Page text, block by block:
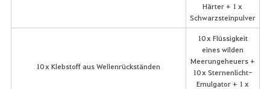
Härter + 1 x
Schwarzsteinpulver
10 x Klebstoff aus Wellenrückständen
10 x Flüssigkeit
eines wilden
Meerungeheuers +
10 x Sternenlicht-
Emulgator + 1 x